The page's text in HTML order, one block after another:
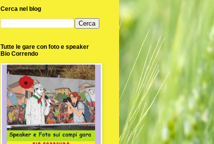
Cerca nel blog
Tutte le gare con foto e speaker
Bio Correndo